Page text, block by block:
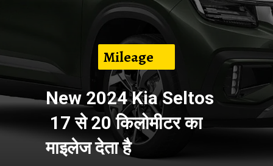
New 2024 Kia Seltos
17 से 20 किलोमीटर का
माइलेज देता है
Mileage